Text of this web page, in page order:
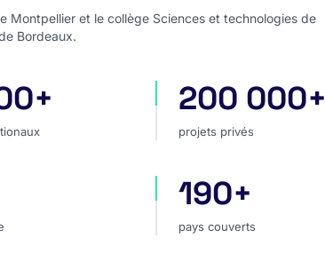
Montpellier et le collège Sciences et technologies de
Bordeaux.
projets privés
200 000+
projets privés
pays couverts
190+
pays couverts